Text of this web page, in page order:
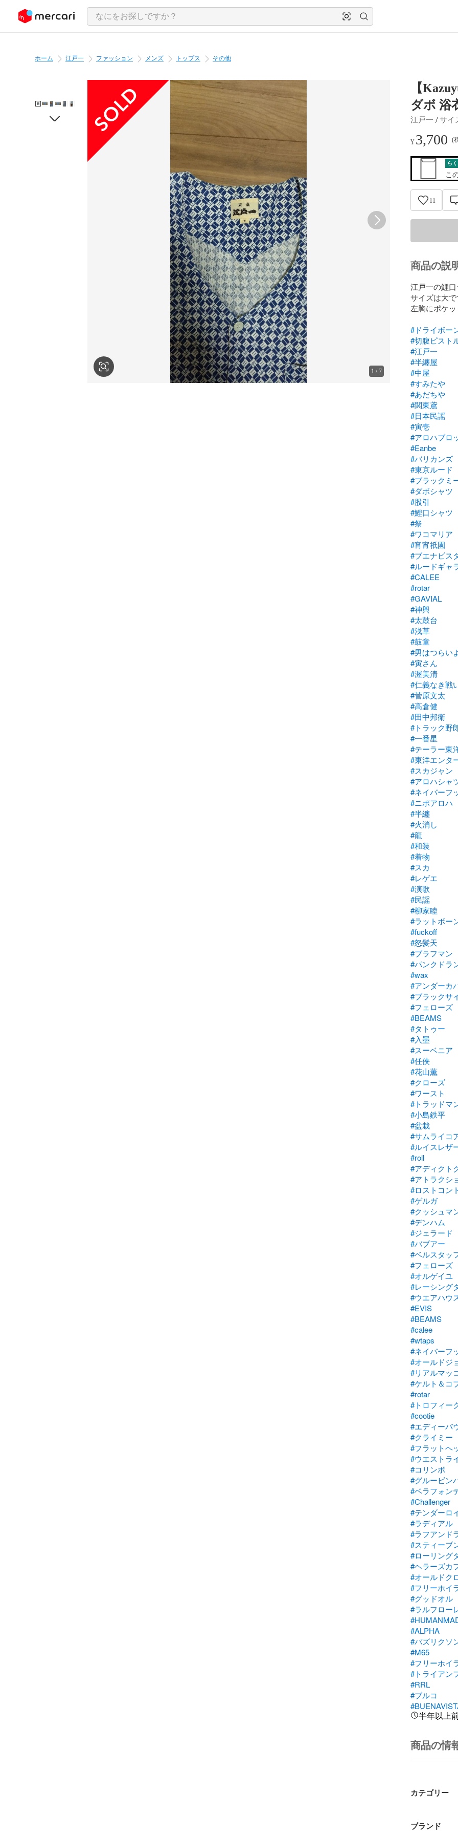
ツにスキップ
ホーム 江戸一 ファッション メンズ トップス その他
1 /7
【
ダボ 浴
江戸一 / サイ
¥ 3,700 (
ら
こ
11
商品の説
江戸一の鯉口
サイズは大で
左胸にポケッ
#ドライボー
#切腹ピスト
#江戸一
#半纏屋
#中屋
#すみたや
#あだちや
#関東鳶
#日本民謡
#寅壱
#アロハブロ
#Eanbe
#バリカンズ
#東京ルード
#ブラックミ
#ダボシャツ
#股引
#鯉口シャツ
#祭
#ワコマリア
#宵宵祇園
#ブエナビス
#ルードギャ
#CALEE
#rotar
#GAVIAL
#神輿
#太鼓台
#浅草
#鼓童
#男はつらい
#寅さん
#渥美清
#仁義なき戦
#菅原文太
#高倉健
#田中邦衛
#トラック野
#一番星
#テーラー東
#東洋エンタ
#スカジャン
#アロハシャ
#ネイバーフ
#ニポアロハ
#半纏
#火消し
#龍
#和装
#着物
#スカ
#レゲエ
#演歌
#民謡
#柳家睦
#ラットボー
#fuckoff
#怒髪天
#ブラフマン
#パンクドラ
#wax
#アンダーカ
#ブラックサ
#フェローズ
#BEAMS
#タトゥー
#入墨
#スーベニア
#任侠
#花山薫
#クローズ
#ワースト
#トラッドマ
#小島鉄平
#盆栽
#サムライコ
#ルイスレザ
#roll
#アディクト
#アトラクシ
#ロストコン
#ゲルガ
#クッシュマ
#デンハム
#ジェラード
#バブアー
#ベルスタッ
#フェローズ
#オルゲイユ
#レーシング
#ウエアハウ
#EVIS
#BEAMS
#calee
#wtaps
#ネイバーフ
#オールドジ
#リアルマッ
#ケルト＆コ
#rotar
#トロフィー
#cootie
#エディーバ
#クライミー
#フラットヘ
#ウエストラ
#コリンボ
#グルービン
#ベラフォン
#Challenger
#テンダーロ
#ラディアル
#ラフアンド
#スティーブ
#ローリング
#ヘラーズカ
#オールドク
#フリーホイ
#グッドオル
#ラルフロー
#ALPHA
#バズリクソ
#M65
#フリーホイ
#トライアン
#RRL
#ブルコ
半年以上
商品の情
カテゴリー
ブランド